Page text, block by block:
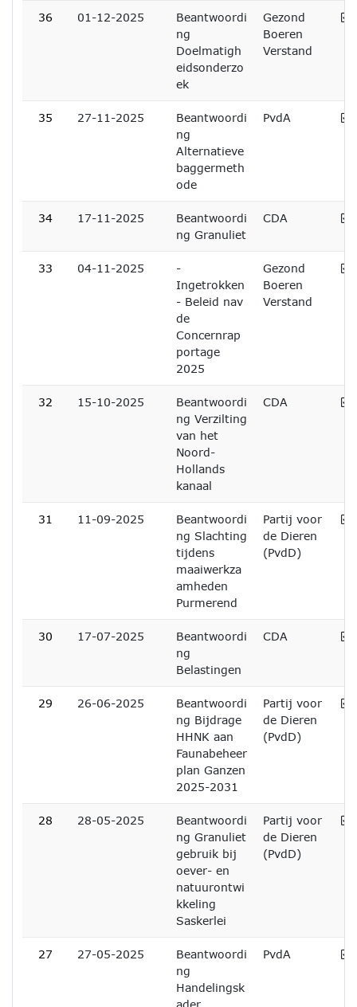
36 01-12-2025
Beantwoordi
ng
Doelmatigh
eidsonderzo
ek
Gezond
Boeren
Verstand
35 27-11-2025
Beantwoordi
ng
Alternatieve
baggermeth
ode
PvdA
34 17-11-2025
Beantwoordi
ng Granuliet
CDA
33 04-11-2025
-
Ingetrokken
- Beleid nav
de
Concernrap
portage
2025
Gezond
Boeren
Verstand
32 15-10-2025
Beantwoordi
ng Verzilting
van het
Noord-
Hollands
kanaal
CDA
31 11-09-2025
Beantwoordi
ng Slachting
tijdens
maaiwerkza
amheden
Purmerend
Partij voor
de Dieren
(PvdD)
30 17-07-2025
Beantwoordi
ng
Belastingen
CDA
29 26-06-2025
Beantwoordi
ng Bijdrage
HHNK aan
Faunabeheer
plan Ganzen
2025-2031
Partij voor
de Dieren
(PvdD)
28 28-05-2025
Beantwoordi
ng Granuliet
gebruik bij
oever- en
natuurontwi
kkeling
Saskerlei
Partij voor
de Dieren
(PvdD)
27 27-05-2025
Beantwoordi
ng
Handelingsk
ader
PvdA